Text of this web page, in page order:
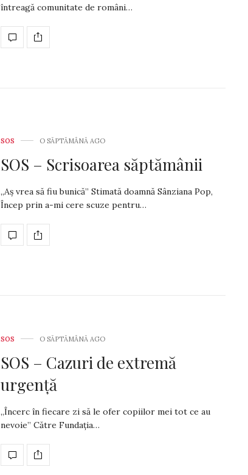
întreagă comunitate de români…
SOS O SĂPTĂMÂNĂ AGO
SOS – Scrisoarea săptămânii
„Aș vrea să fiu bunică” Stimată doamnă Sânziana Pop,
Încep prin a-mi cere scuze pentru…
SOS O SĂPTĂMÂNĂ AGO
SOS – Cazuri de extremă
urgență
„Încerc în fiecare zi să le ofer copiilor mei tot ce au
nevoie” Către Fundația…